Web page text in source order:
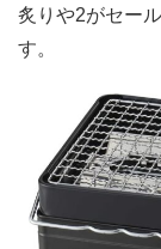
炙りや2がセー
す。